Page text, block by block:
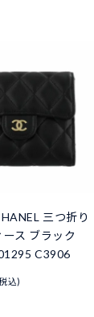
三つ折り
ス ブラック
C3906
込)